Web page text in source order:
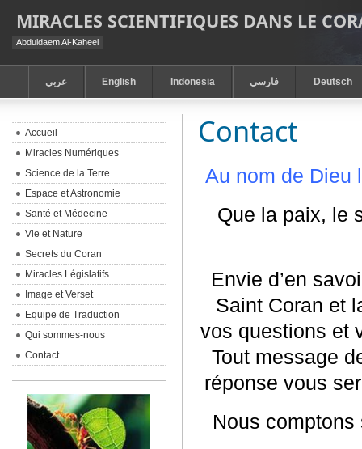
MIRACLES SCIENTIFIQUES DANS LE
Abduldaem Al-Kaheel
عربي English Indonesia فارسي Deutsch
Contact
Au nom de Dieu
Que la paix, le
Envie d’en
Saint Coran et
vos questions et
Tout message
réponse vous
Nous
Accueil
Miracles Numériques
Science de la Terre
Espace et Astronomie
Santé et Médecine
Vie et Nature
Secrets du Coran
Miracles Législatifs
Image et Verset
Equipe de Traduction
Qui sommes-nous
Contact